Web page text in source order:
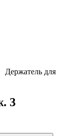
Держатель для
3